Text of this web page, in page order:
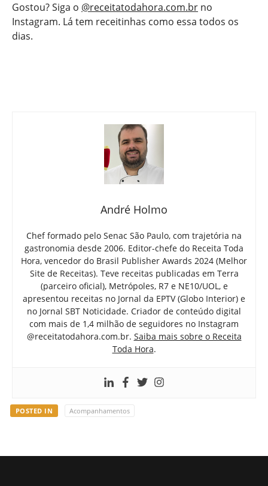
Gostou? Siga o @receitatodahora.com.br no
Instagram. Lá tem receitinhas como essa todos os
dias.
André Holmo
Chef formado pelo Senac São Paulo, com trajetória na
gastronomia desde 2006. Editor-chefe do Receita Toda
Hora, vencedor do Brasil Publisher Awards 2024 (Melhor
Site de Receitas). Teve receitas publicadas em Terra
(parceiro oficial), Metrópoles, R7 e NE10/UOL, e
apresentou receitas no Jornal da EPTV (Globo Interior) e
no Jornal SBT Noticidade. Criador de conteúdo digital
com mais de 1,4 milhão de seguidores no Instagram
@receitatodahora.com.br. Saiba mais sobre o Receita
Toda Hora.
POSTED IN Acompanhamentos